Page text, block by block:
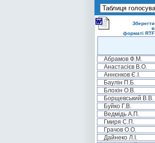
Зберегти
в
форматі RTF
Абрамов Ф.М.
Анастасієв В.О.
Аннєнков Є.І.
Баулін П.Б.
Блохін О.В.
Борщевський В.В.
Буйко Г.В.
Ведмідь А.П.
Гмиря С.П.
Грачов О.О.
Дайнеко Л.І.